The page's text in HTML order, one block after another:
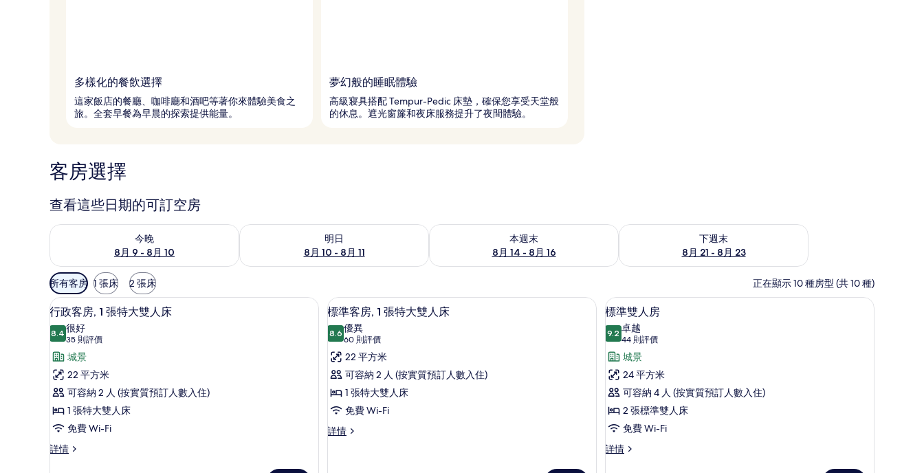
多樣化的餐飲選擇
這家飯店的餐廳、咖啡廳和酒吧等著你來體驗美食之
旅。全套早餐為早晨的探索提供能量。
夢幻般的睡眠體驗
高級寢具搭配 Tempur-Pedic 床墊，確保您享受天堂般
的休息。遮光窗簾和夜床服務提升了夜間體驗。
客房選擇
查看這些日期的可訂空房
今晚
8月 9 - 8月 10
查看今晚 8月 9 - 8月 10的可訂空房
明日
8月 10 - 8月 11
查看明日 8月 10 - 8月 11的可訂空房
本週末
8月 14 - 8月 16
查看本週末 8月 14 - 8月 16的可訂空房
下週末
8月 21 - 8月 23
查看下週末 8月 21 - 8月 23的可訂空房
可
用
嘅
客
房
篩
選
條
件
所有客房 1 張床 2 張床 正在顯示 10 種房型 (共 10 種)
載
入
所
有
行
政
客
房,
1
高級寢具、Tempur-Pedic 床墊、房內夾萬、書桌
9
行政客房, 1 張特大雙人床
8.48.4 分，滿分 10 分
很好
35 則評價
(35
則
評
價)
城景
22 平方米
可容納 2 人 (按實質預訂人數入住)
1 張特大雙人床
免費 Wi-Fi
詳情
行
載
入
所
有
標
準
客
房,
高級寢具、Tempur-Pedic 床墊、房內夾萬、書桌
5
標準客房, 1 張特大雙人床
8.68.6 分，滿分 10 分
優異
60 則評價
(60
則
評
價)
22 平方米
可容納 2 人 (按實質預訂人數入住)
1 張特大雙人床
免費 Wi-Fi
詳情
標
載
入
所
有
標
準
雙
人
房
高級寢具、Tempur-Pedic 床墊、房內夾萬、
5
標準雙人房
9.29.2 分，滿分 10 分
卓越
44 則評價
(44
則
評
價)
城景
24 平方米
可容納 4 人 (按實質預訂人數入住)
2 張標準雙人床
免費 Wi-Fi
詳情
標